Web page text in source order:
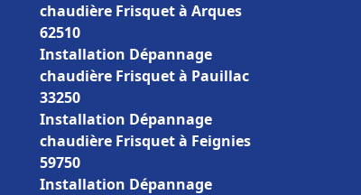
chaudière Frisquet à Arques
62510
Installation Dépannage
chaudière Frisquet à Pauillac
33250
Installation Dépannage
chaudière Frisquet à Feignies
59750
Installation Dépannage